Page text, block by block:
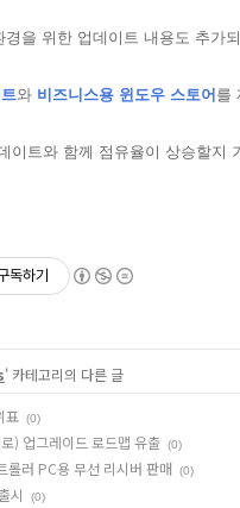
을 위한 업데이트 내용도 추가
와 비즈니스용 윈도우 스토어 를
이트와 함께 점유율이 상승할지
독하기
' 카테고리의 다른 글
표 (0)
) 업그레이드 로드맵 유출 (0)
롤러 PC용 무선 리시버 판매 (0)
시 (0)